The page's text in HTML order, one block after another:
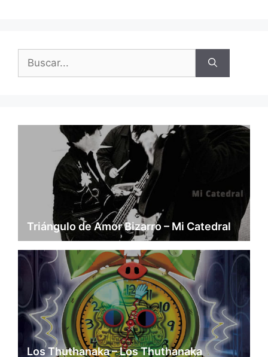
Triángulo de Amor Bizarro – Mi Catedral
Los Thuthanaka – Los Thuthanaka